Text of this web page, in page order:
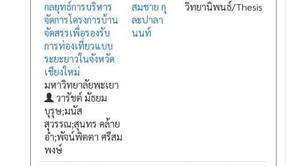
กลยุทธ์การบริหาร
จัดการโครงการบ้าน
จัดสรรเพื่อรองรับ
การท่องเที่ยวแบบ
ระยะยาวในจังหวัด
เชียงใหม่
มหาวิทยาลัยพะเยา
วารัชต์ มัธยม
บุรุษ;มนัส
สุวรรณ;สุนทร คล้าย
อ่ำ;พัจน์พิตตา ศรีสม
พงษ์
สมชาย กุ
ละปาลา
นนท์
วิทยานิพนธ์/Thesis